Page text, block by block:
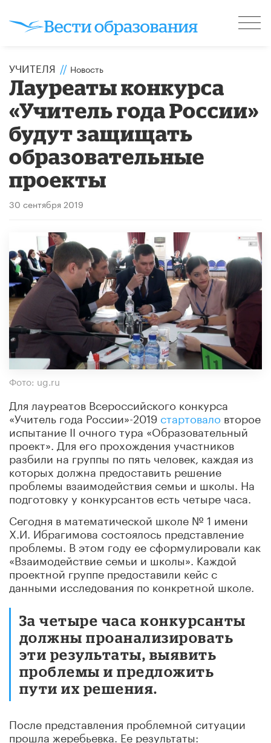
УЧИТЕЛЯ // Новость
Лауреаты конкурса
«Учитель года России»
будут защищать
образовательные
проекты
30 сентября 2019
Фото: ug.ru
Для лауреатов Всероссийского конкурса
«Учитель года России»-2019 стартовало второе
испытание II очного тура «Образовательный
проект». Для его прохождения участников
разбили на группы по пять человек, каждая из
которых должна предоставить решение
проблемы взаимодействия семьи и школы. На
подготовку у конкурсантов есть четыре часа.
Сегодня в математической школе № 1 имени
Х.И. Ибрагимова состоялось представление
проблемы. В этом году ее сформулировали как
«Взаимодействие семьи и школы». Каждой
проектной группе предоставили кейс с
данными исследования по конкретной школе.
За четыре часа конкурсанты
должны проанализировать
эти результаты, выявить
проблемы и предложить
пути их решения.
После представления проблемной ситуации
прошла жеребьевка. Ее результаты: